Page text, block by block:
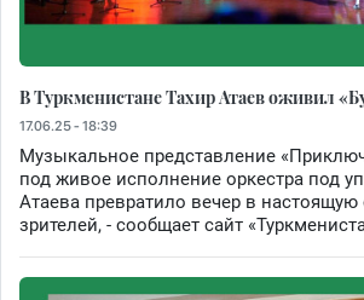
В Туркменистане Тахир Атаев оживил
17.06.25 - 18:39
Музыкальное представление
под живое исполнение оркестра под
Атаева превратило вечер в
зрителей, - сообщает сайт